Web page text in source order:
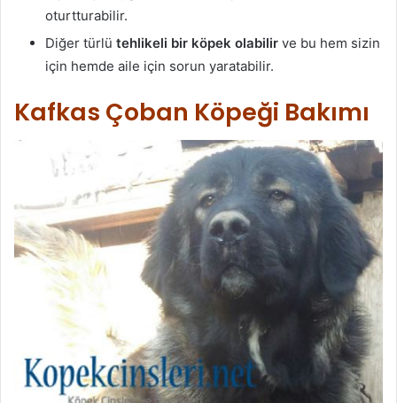
oturtturabilir.
Diğer türlü tehlikeli bir köpek olabilir ve bu hem sizin
için hemde aile için sorun yaratabilir.
Kafkas Çoban Köpeği Bakımı